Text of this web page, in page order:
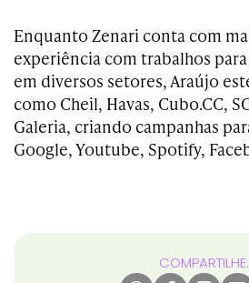
Enquanto Zenari conta com
experiência com trabalhos
em diversos setores, Araújo
como Cheil, Havas, Cubo.CC,
Galeria, criando campanhas
Google, Youtube, Spotify,
COMPARTILHE: